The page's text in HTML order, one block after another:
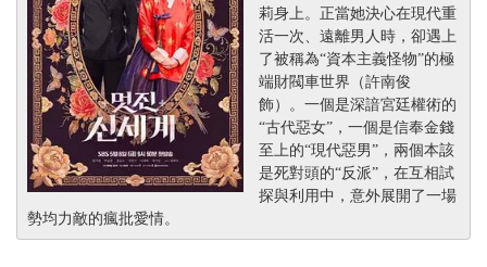
莉身上。正當她決心在現代重
活一次、遠離男人時，卻遇上
了被稱為“資本主義怪物”的極
端財閥車世界（許南俊
飾）。一個是深諳宮廷權術的
“古代惡女”，一個是信奉金錢
至上的“現代惡男”，兩個本該
是死對頭的“反派”，在互相試
探與利用中，意外展開了一場
勢均力敵的瘋批愛情。